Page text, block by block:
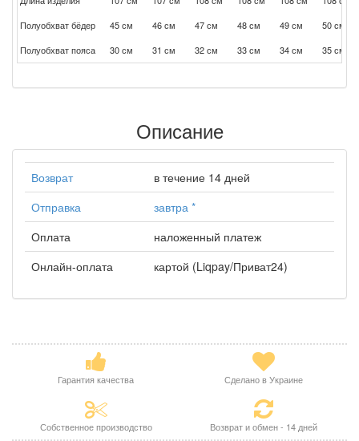
Полуобхват бёдер
45 см 46 см 47 см 48 см 49 см
50 см
Полуобхват пояса
30 см 31 см 32 см 33 см 34 см 35 см
Описание
Возврат
в течение 14 дней
Отправка
завтра *
Оплата
наложенный платеж
Онлайн-оплата
картой (Liqpay/Приват24)
Гарантия качества Сделано в Украине
Собственное производство Возврат и обмен - 14 дней